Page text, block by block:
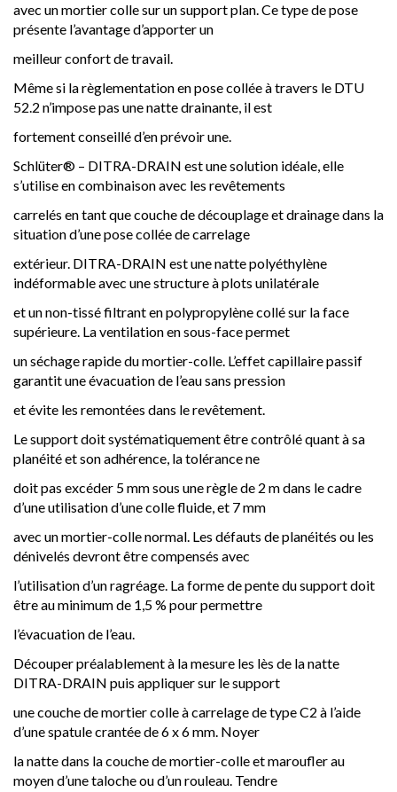
avec un mortier colle sur un support plan. Ce type de pose
présente l’avantage d’apporter un
meilleur confort de travail.
Même si la règlementation en pose collée à travers le DTU
52.2 n’impose pas une natte drainante, il est
fortement conseillé d’en prévoir une.
Schlüter® – DITRA-DRAIN est une solution idéale, elle
s’utilise en combinaison avec les revêtements
carrelés en tant que couche de découplage et drainage dans la
situation d’une pose collée de carrelage
extérieur. DITRA-DRAIN est une natte polyéthylène
indéformable avec une structure à plots unilatérale
et un non-tissé filtrant en polypropylène collé sur la face
supérieure. La ventilation en sous-face permet
un séchage rapide du mortier-colle. L’effet capillaire passif
garantit une évacuation de l’eau sans pression
et évite les remontées dans le revêtement.
Le support doit systématiquement être contrôlé quant à sa
planéité et son adhérence, la tolérance ne
doit pas excéder 5 mm sous une règle de 2 m dans le cadre
d’une utilisation d’une colle fluide, et 7 mm
avec un mortier-colle normal. Les défauts de planéités ou les
dénivelés devront être compensés avec
l’utilisation d’un ragréage. La forme de pente du support doit
être au minimum de 1,5 % pour permettre
l’évacuation de l’eau.
Découper préalablement à la mesure les lès de la natte
DITRA-DRAIN puis appliquer sur le support
une couche de mortier colle à carrelage de type C2 à l’aide
d’une spatule crantée de 6 x 6 mm. Noyer
la natte dans la couche de mortier-colle et maroufler au
moyen d’une taloche ou d’un rouleau. Tendre